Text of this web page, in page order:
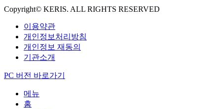
Copyright© KERIS. ALL RIGHTS RESERVED
이용약관
개인정보처리방침
개인정보 재동의
기관소개
PC 버전 바로가기
메뉴
홈